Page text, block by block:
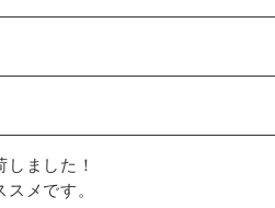
ました！
メです。